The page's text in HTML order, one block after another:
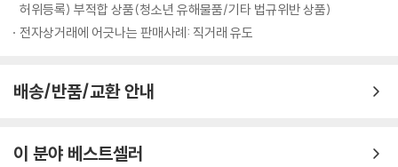
허위등록) 부적합 상품(청소년 유해물품/기타 법규위반 상품)
전자상거래에 어긋나는 판매사례: 직거래 유도
배송/반품/교환 안내
이 분야 베스트셀러